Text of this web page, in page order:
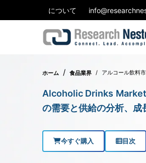
について
ホーム 食品業界 アルコール飲料
Alcoholic Drinks
の需要と供給の分析、
今すぐ購入 目次